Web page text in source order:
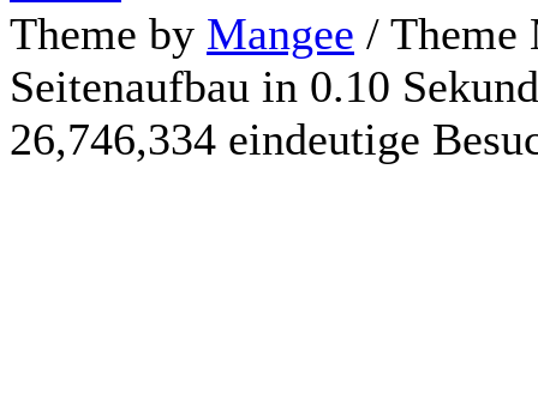
Theme by Mangee /
Seitenaufbau in 0.10
26,746,334 eindeutige